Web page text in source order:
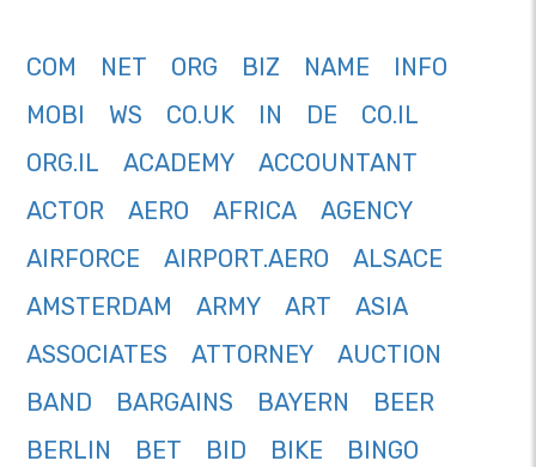
COM NET ORG BIZ NAME
INFO
MOBI
WS CO.UK IN DE
CO.IL
ORG.IL
ACADEMY
ACCOUNTANT
ACTOR
AERO AFRICA
AGENCY
AIRFORCE
AIRPORT.AERO
ALSACE
AMSTERDAM
ARMY ART
ASIA
ASSOCIATES
ATTORNEY
AUCTION
BAND
BARGAINS BAYERN
BEER
BERLIN
BET BID BIKE
BINGO